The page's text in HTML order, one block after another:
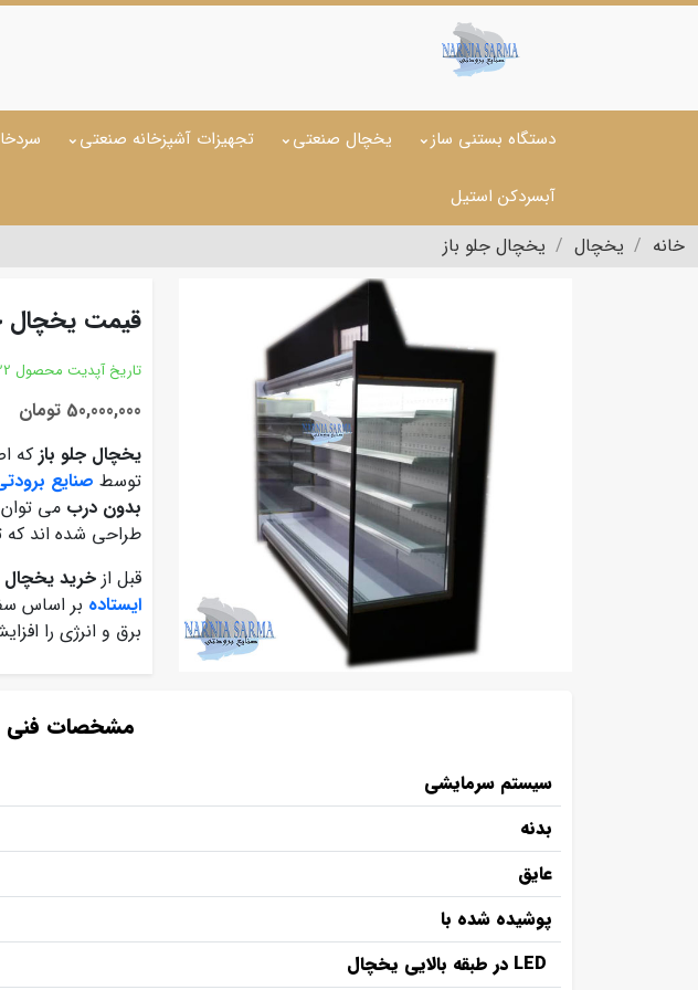
دستگاه بستنی ساز یخچال صنعتی تجهیزات آشپزخانه صنعتی
آبسردکن استیل
خانه یخچال یخچال جلو باز
قیمت یخچال
تاریخ آپدیت محصول
50,000,000 تومان
یخچال جلو باز که
توسط صنایع
بدون درب می توان
طراحی شده اند
قبل از خرید یخچال
ایستاده بر اساس
برق و انرژی را
مشخصات فنی
سیستم سرمایشی
بدنه
عایق
پوشیده شده با